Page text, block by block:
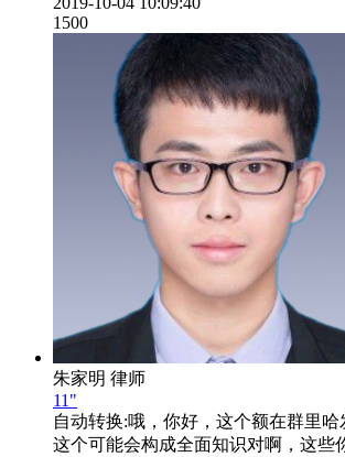
1500
朱家明 律师
11"
自动转换:哦，你好，这个额在群里哈
这个可能会构成全面知识对啊，这些